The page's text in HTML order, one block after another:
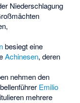
Niederschlagung
besiegt eine
Achinesen, deren
nehmen den
Emilio
mehrere